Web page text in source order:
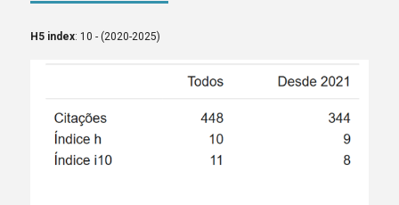
H5 index: 10 - (2020-2025)